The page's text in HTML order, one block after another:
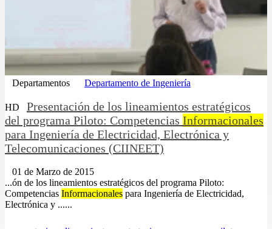
Departamentos Departamento de Ingeniería
HD
Presentación de los lineamientos estratégicos
del programa Piloto: Competencias Informacionales
para Ingeniería de Electricidad, Electrónica y
Telecomunicaciones (CIINEET)
01 de Marzo de 2015
...ón de los lineamientos estratégicos del programa Piloto:
Competencias Informacionales para Ingeniería de Electricidad,
Electrónica y ......